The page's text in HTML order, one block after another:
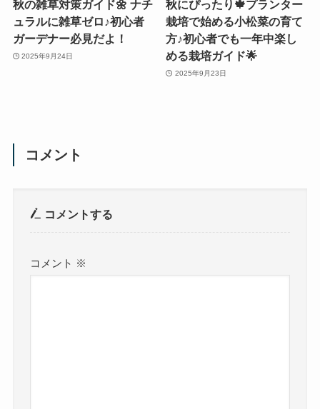
秋の雑草対策ガイド🌼 ナチ
ュラルに雑草ゼロ♪初心者
ガーデナー必見だよ！
2025年9月24日
秋にぴったり🍁プランター
栽培で始める小松菜の育て
方♪初心者でも一年中楽し
める栽培ガイド🌟
2025年9月23日
コメント
コメントする
コメント ※